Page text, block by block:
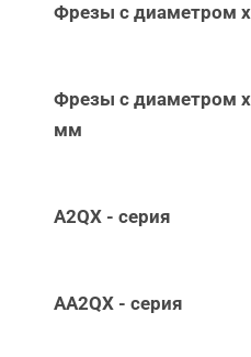
Фрезы с диаметром
Фрезы с диаметром
мм
A2QX - серия
AA2QX - серия